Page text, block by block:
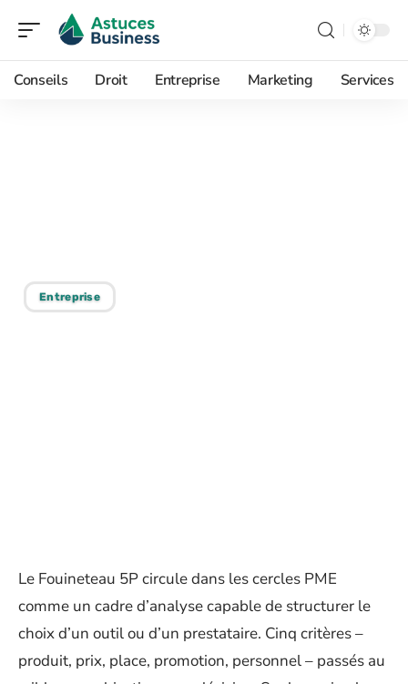
Conseils Droit Entreprise Marketing Services
Entreprise
Le Fouineteau 5P circule dans les cercles PME
comme un cadre d’analyse capable de structurer le
choix d’un outil ou d’un prestataire. Cinq critères –
produit, prix, place, promotion, personnel – passés au